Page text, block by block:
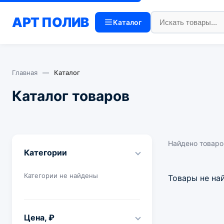
АРТ ПОЛИВ Каталог
Главная — Каталог
Каталог товаров
Категории
Категории не найдены
Цена, ₽
Найдено
Товары не